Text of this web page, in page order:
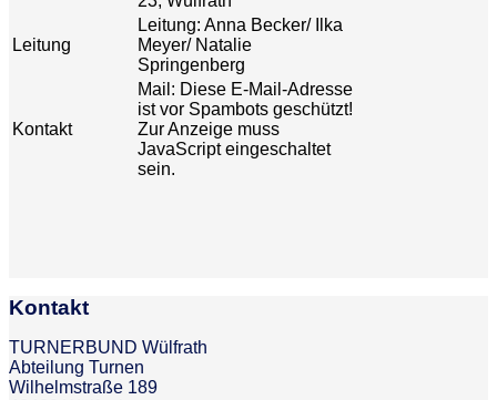
Leitung
Leitung: Anna Becker/ Ilka
Meyer/ Natalie
Springenberg
Kontakt
Mail: Diese E-Mail-Adresse
ist vor Spambots geschützt!
Zur Anzeige muss
JavaScript eingeschaltet
sein.
Kontakt
TURNERBUND Wülfrath
Abteilung Turnen
Wilhelmstraße 189